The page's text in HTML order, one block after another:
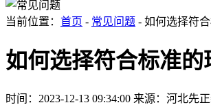
当前位置： 首页 - 常见问题 - 如何选择符
如何选择符合标准的
时间：2023-12-13 09:34:00 来源：河北先